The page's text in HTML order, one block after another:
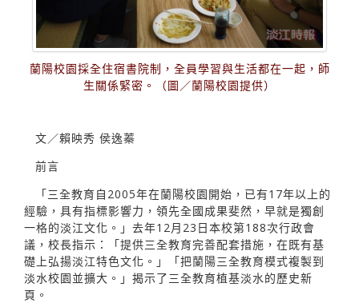
蘭陽校園採全住宿書院制，全員學習與生活都在一起，師
生關係緊密。（圖／蘭陽校園提供）
文／賴映秀 侯逸蓁
前言
「三全教育自2005年在蘭陽校園開始，已有17年以上的
經驗，具有指標影響力，領先全國成果斐然，早就是獨創
一格的淡江文化。」去年12月23日本校第188次行政會
議，校長指示：「提供三全教育完善配套措施，在既有基
礎上弘揚淡江特色文化。」「把蘭陽三全教育模式複製到
淡水校園並擴大。」揭示了三全教育植基淡水的歷史新
頁。